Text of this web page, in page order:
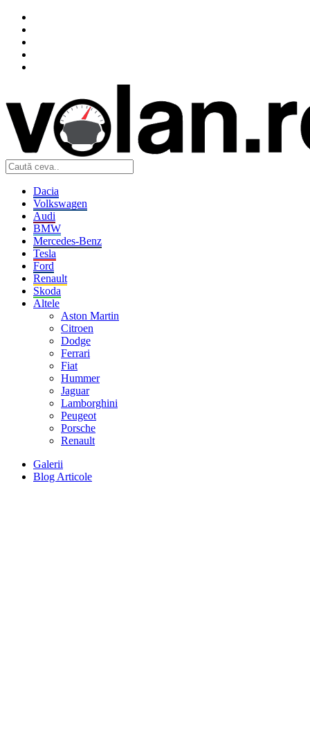
Dacia
Volkswagen
Audi
BMW
Mercedes-Benz
Tesla
Ford
Renault
Skoda
Altele
Aston Martin
Citroen
Dodge
Ferrari
Fiat
Hummer
Jaguar
Lamborghini
Peugeot
Porsche
Renault
Galerii
Blog Articole